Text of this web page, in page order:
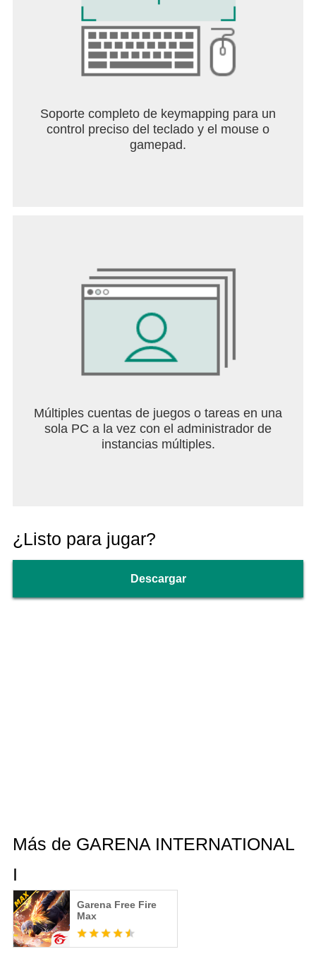
Juego rápido y fluido. En tan solo 10 minutos,
emergerá un nuevo sobreviviente. ¿Irás más allá
de lo que dicta el deber y serás quien se alce con
la victoria final?
Crea escuadras de hasta 4 jugadores y empieza a
comunicarte con tu escuadra desde el primer
momento. Responde al llamado del deber, conduce
[Gráficos realistas y fluidos]
Los controles fáciles de usar y los gráficos fluidos
prometen tener la mejor experiencia de
supervivencia que encontrarás para dispositivos
móviles para que así puedas inmortalizar tu
nombre entre las leyendas.
[Contáctanos]
Soporte al jugador:
https://ffsoporte.garena.com/hc/es-419
Soporte completo de keymapping para un
control preciso del teclado y el mouse o
gamepad.
Múltiples cuentas de juegos o tareas en una
sola PC a la vez con el administrador de
instancias múltiples.
¿Listo para jugar?
Descargar
Más de GARENA INTERNATIONAL
I
Garena Free Fire
Max